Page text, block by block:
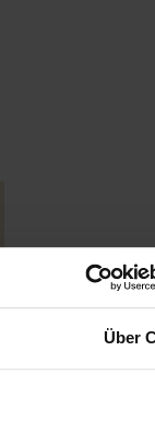
Über